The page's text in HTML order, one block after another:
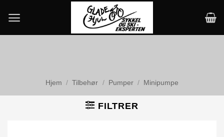
content
Hjem / Tilbehør / Pumper / Minipumpe
FILTRER